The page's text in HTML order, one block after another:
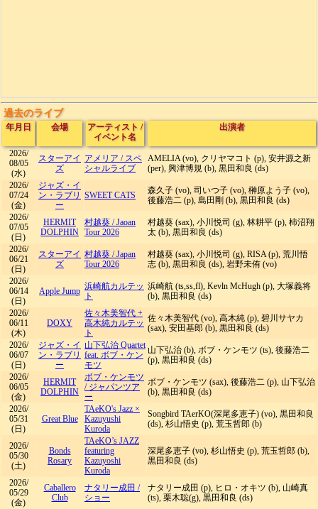
過去のライブ
年月日 会場 アーティスト /
イベント名
出演者
2026/
08/05
(水)
スターアイ
ズ
アメリア / スペ
シャルライブ
AMELIA (vo), クリヤマコト (p), 安井源之新
(per), 興津博規 (b), 黒田和良 (ds)
2026/
07/24
(金)
ジャズ・イ
ン・ラブリ
ー
SWEET CATS
森久子 (vo), 司いつ子 (vo), 榊原よう子 (vo),
後藤浩二 (p), 島田剛 (b), 黒田和良 (ds)
2026/
07/05
(日)
HERMIT
DOLPHIN
村越葵 /Jaoan
Tour 2026
村越葵 (sax), 小川悦司 (g), 林耕平 (p), 柿沼翔
太 (b), 黒田和良 (ds)
2026/
06/21
(日)
スターアイ
ズ
村越葵 /Japan
Tour 2026
村越葵 (sax), 小川悦司 (g), RISA (p), 荒川悟
志 (b), 黒田和良 (ds), 岩野未侑 (vo)
2026/
06/14
(日)
Apple Jump 浜崎航カルテッ
ト
浜崎航 (ts,ss,fl), Kevln McHugh (p), 大塚義将
(b), 黒田和良 (ds)
2026/
06/11
(木)
DOXY
佐々木美智代 +
高木純カルテッ
ト
佐々木美智代 (vo), 高木純 (p), 碧川サヤカ
(sax), 安田基郎 (b), 黒田和良 (ds)
2026/
06/07
(日)
ジャズ・イ
ン・ラブリ
ー
山下弘治 Quartet
feat. ボブ・ケン
モツ
山下弘治 (b), ボブ・ケンモツ (ts), 後藤浩二
(p), 黒田和良 (ds)
2026/
06/05
(金)
HERMIT
DOLPHIN
ボブ・ケンモツ
/ ジャパンツア
ー
ボブ・ケンモツ (sax), 後藤浩二 (p), 山下弘治
(b), 黒田和良 (ds)
2026/
05/31
(日)
Great Blue
TAeKO's Jazz ×
Kazuyushi
Kuroda
Songbird TAerKO(深尾多恵子) (vo), 黒田和良
(ds), 杉山悟史 (p), 荒玉哲郎 (b)
2026/
05/30
(土)
Bonds
Rosary
TAeKO’s JAZZ
featuring
Kazuyoshi
Kuroda
深尾多恵子 (vo), 杉山悟史 (p), 荒玉哲郎 (b),
黒田和良 (ds)
2026/
05/29
(金)
Caballero
Club
ナタリー成田 /
ショー
ナタリー成田 (p), ヒロ・オキツ (b), 山崎真
(ts), 栗木聡(g), 黒田和良 (ds)